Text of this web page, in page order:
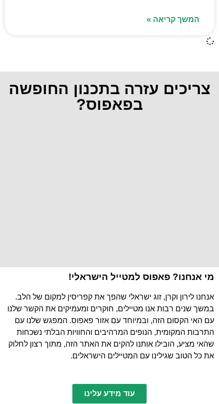
המשך קריאה »
צריכים עזרה בתכנון החופשה
בפאפוס?
מי אנחנו? פאפוס למטייל הישראלי!
אנחנו לירון וקרן, זוג ישראלי שהפך את קפריסין למקום של הלב.
במשך שנים רבות אנו מטיילים, חוקרים ומעמיקים את הקשר שלנו
עם האי הקסום הזה, ובמיוחד עם אזור פאפוס. המפגש שלנו עם
התרבות המקומית, הנופים המרהיבים והחוויות הבלתי נשכחות
שהאי מציע, הובילו אותנו להקים את האתר הזה, מתוך רצון לחלוק
את כל הטוב שגילינו עם המטיילים הישראלים.
עוד מידע עלינו